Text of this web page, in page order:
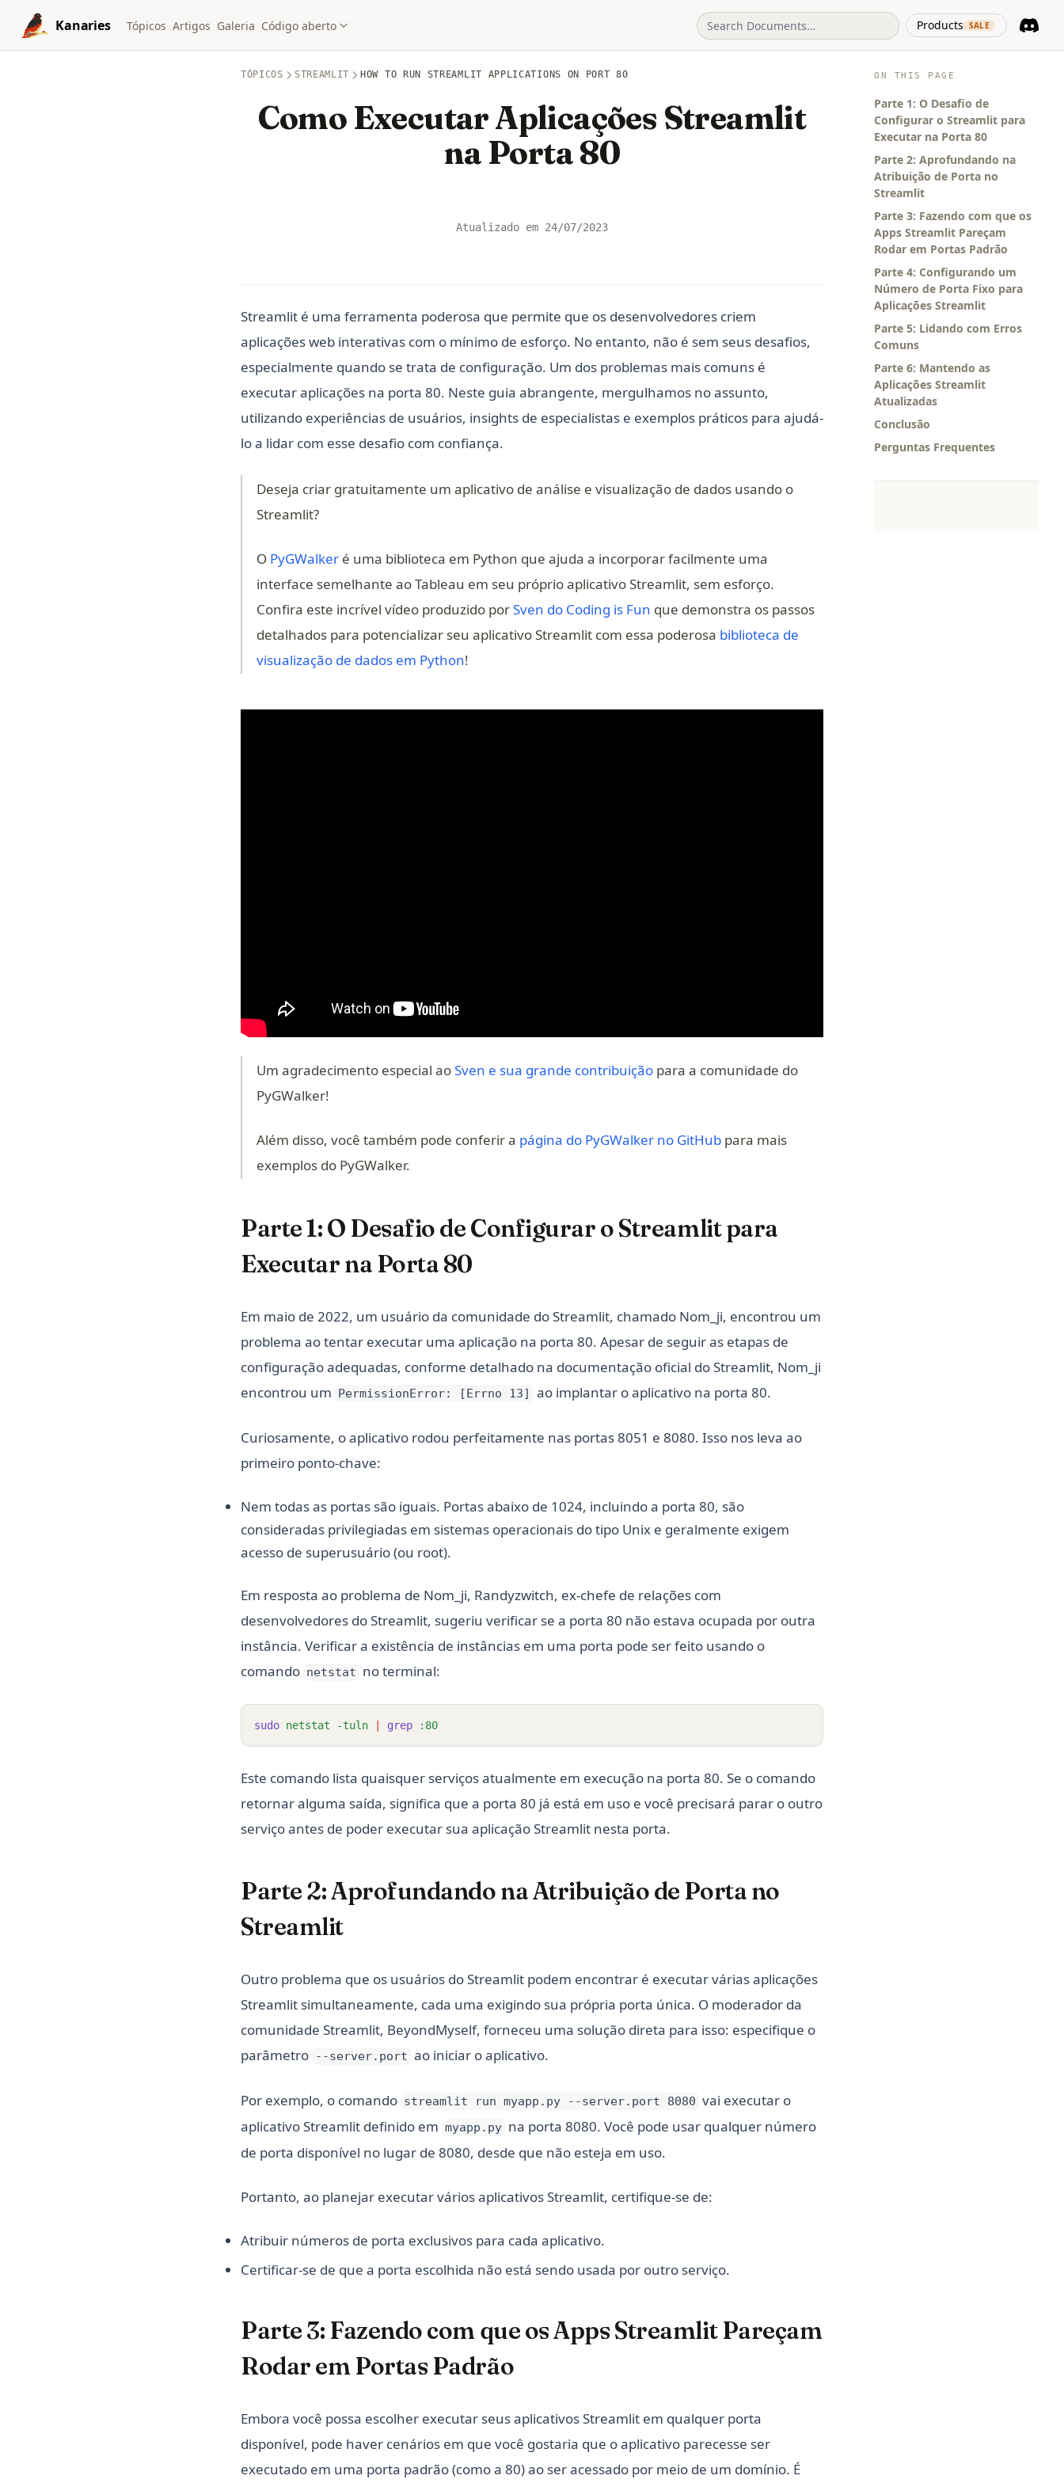
Skip to content
Kanaries
Tópicos Artigos Galeria Código aberto Products SALE
(opens in
ON THIS PAGE
Parte 1: O Desafio de
Configurar o Streamlit para
Executar na Porta 80
Parte 2: Aprofundando na
Atribuição de Porta no
Streamlit
Parte 3: Fazendo com que os
Apps Streamlit Pareçam
Rodar em Portas Padrão
Parte 4: Configurando um
Número de Porta Fixo para
Aplicações Streamlit
Parte 5: Lidando com Erros
Comuns
Parte 6: Mantendo as
Aplicações Streamlit
Atualizadas
Conclusão
Perguntas Frequentes
TÓPICOS STREAMLIT HOW TO RUN STREAMLIT APPLICATIONS ON PORT 80
Como Executar Aplicações Streamlit
na Porta 80
Atualizado em 24/07/2023
Streamlit é uma ferramenta poderosa que permite que os desenvolvedores criem
aplicações web interativas com o mínimo de esforço. No entanto, não é sem seus desafios,
especialmente quando se trata de configuração. Um dos problemas mais comuns é
executar aplicações na porta 80. Neste guia abrangente, mergulhamos no assunto,
utilizando experiências de usuários, insights de especialistas e exemplos práticos para ajudá-
lo a lidar com esse desafio com confiança.
Deseja criar gratuitamente um aplicativo de análise e visualização de dados usando o
Streamlit?
O PyGWalker(opens in a new tab)
é uma biblioteca em Python que ajuda a incorporar facilmente uma
interface semelhante ao Tableau em seu próprio aplicativo Streamlit, sem esforço.
Confira este incrível vídeo produzido porSven do Coding is Fun(opens in a new tab)
que demonstra os passos
detalhados para potencializar seu aplicativo Streamlit com essa poderosa biblioteca de
visualização de dados em Python!
Um agradecimento especial aoSven e sua grande contribuição(opens in a new tab)
para a comunidade do
PyGWalker!
Além disso, você também pode conferir a página do PyGWalker no GitHub(opens in a new tab)
para mais
exemplos do PyGWalker.
Parte 1: O Desafio de Configurar o Streamlit para
Executar na Porta 80
Em maio de 2022, um usuário da comunidade do Streamlit, chamado Nom_ji, encontrou um
problema ao tentar executar uma aplicação na porta 80. Apesar de seguir as etapas de
configuração adequadas, conforme detalhado na documentação oficial do Streamlit, Nom_ji
encontrou um
PermissionError: [Errno 13] ao implantar o aplicativo na porta 80.
Curiosamente, o aplicativo rodou perfeitamente nas portas 8051 e 8080. Isso nos leva ao
primeiro ponto-chave:
Nem todas as portas são iguais. Portas abaixo de 1024, incluindo a porta 80, são
consideradas privilegiadas em sistemas operacionais do tipo Unix e geralmente exigem
acesso de superusuário (ou root).
Em resposta ao problema de Nom_ji, Randyzwitch, ex-chefe de relações com
desenvolvedores do Streamlit, sugeriu verificar se a porta 80 não estava ocupada por outra
instância. Verificar a existência de instâncias em uma porta pode ser feito usando o
comando netstat no terminal:
sudo netstat -tuln grep :80
Este comando lista quaisquer serviços atualmente em execução na porta 80. Se o comando
retornar alguma saída, significa que a porta 80 já está em uso e você precisará parar o outro
serviço antes de poder executar sua aplicação Streamlit nesta porta.
Parte 2: Aprofundando na Atribuição de Porta no
Streamlit
Outro problema que os usuários do Streamlit podem encontrar é executar várias aplicações
Streamlit simultaneamente, cada uma exigindo sua própria porta única. O moderador da
comunidade Streamlit, BeyondMyself, forneceu uma solução direta para isso: especifique o
parâmetro --server.port ao iniciar o aplicativo.
Por exemplo, o comando streamlit run myapp.py --server.port 8080 vai executar o
aplicativo Streamlit definido em myapp.py na porta 8080. Você pode usar qualquer número
de porta disponível no lugar de 8080, desde que não esteja em uso.
Portanto, ao planejar executar vários aplicativos Streamlit, certifique-se de:
Atribuir números de porta exclusivos para cada aplicativo.
Certificar-se de que a porta escolhida não está sendo usada por outro serviço.
Parte 3: Fazendo com que os Apps Streamlit Pareçam
Rodar em Portas Padrão
Embora você possa escolher executar seus aplicativos Streamlit em qualquer porta
disponível, pode haver cenários em que você gostaria que o aplicativo parecesse ser
executado em uma porta padrão (como a 80) ao ser acessado por meio de um domínio. É